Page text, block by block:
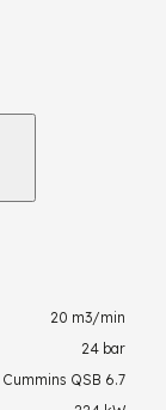
20 m3/min
24 bar
Cummins QSB 6.7